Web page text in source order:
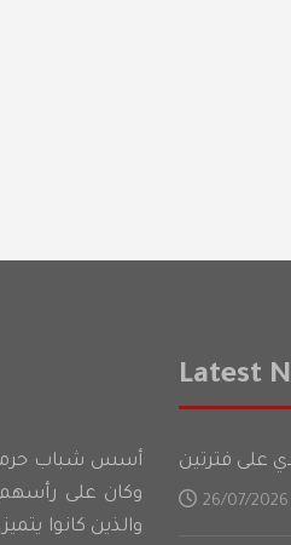
وكان على
والذين كانوا
Latest
26/07/2026